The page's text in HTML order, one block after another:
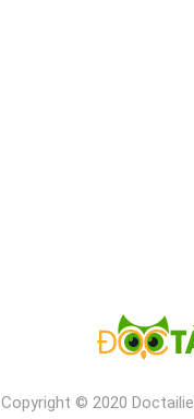
Copyright © 2020